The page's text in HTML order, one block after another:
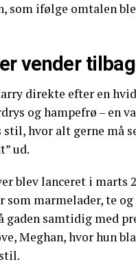
som ifølge omtalen
vender
direkte efter en
og hampefrø – en
stil, hvor alt gerne må
ud.
blev lanceret i marts
som marmelader, te
gaden samtidig med
Meghan, hvor hun